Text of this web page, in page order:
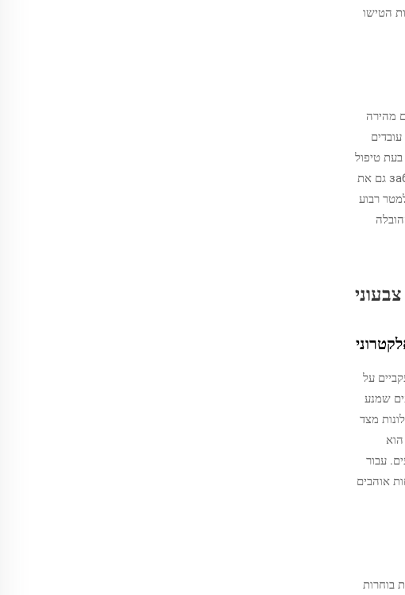
יורד עד 19% בהשוואה לניירות הטישו
מהירה
עובדים
טיפול
במאות אריזות מדי יום, במיוחד במרכזים גדולים של מסחר אלקטרוני, שם מעטפים מעל 500 מתנות מדי יום. ואל נ забывать גם את
לגלות שקרטונים שמתוכם נעשה שימוש בנייר טישיו במשקל 14 גרם למטר רבוע
עקביים על
שמנע
על הבדל משמעותי: כ-30 אחוז פחות תלונות מצד
זה הוא
עבור
אוהבים
בוחרות